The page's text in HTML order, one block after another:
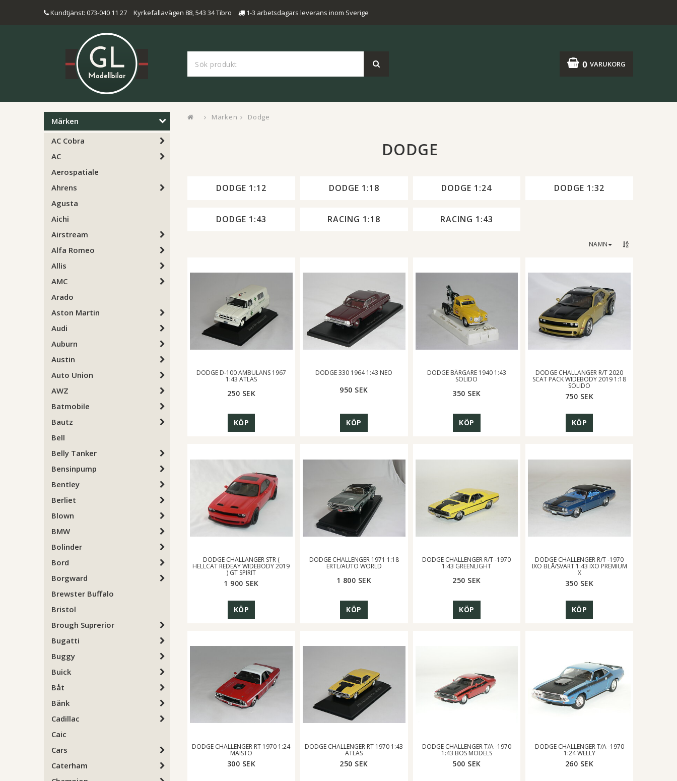
Kundtjänst: 073-040 11 27 Kyrkefallavägen 88, 543 34 Tibro 1-3 arbetsdagars leverans inom Sverige
VARUKORG
0
Märken
AC Cobra
AC
Aerospatiale
Ahrens
Agusta
Aichi
Airstream
Alfa Romeo
Allis
AMC
Arado
Aston Martin
Audi
Auburn
Austin
Auto Union
AWZ
Batmobile
Bautz
Bell
Belly Tanker
Bensinpump
Bentley
Berliet
Blown
BMW
Bolinder
Bord
Borgward
Brewster Buffalo
Bristol
Brough Suprerior
Bugatti
Buggy
Buick
Båt
Bänk
Cadillac
Caic
Cars
Caterham
Märken Dodge
DODGE
DODGE 1:12 DODGE 1:18 DODGE 1:24 DODGE 1:32
DODGE 1:43 RACING 1:18 RACING 1:43
NAMN
DODGE D-100 AMBULANS 1967
1:43 ATLAS
250 SEK
KÖP
DODGE 330 1964 1:43 NEO
950 SEK
KÖP
DODGE BÄRGARE 1940 1:43
SOLIDO
350 SEK
KÖP
DODGE CHALLANGER R/T 2020
SCAT PACK WIDEBODY 2019 1:18
SOLIDO
750 SEK
KÖP
DODGE CHALLANGER STR (
HELLCAT REDEAY WIDEBODY 2019
) GT SPIRIT
1 900 SEK
KÖP
DODGE CHALLENGER 1971 1:18
ERTL/AUTO WORLD
1 800 SEK
KÖP
DODGE CHALLENGER R/T -1970
1:43 GREENLIGHT
250 SEK
KÖP
DODGE CHALLENGER R/T -1970
IXO BLÅ/SVART 1:43 IXO PREMIUM
X
350 SEK
KÖP
DODGE CHALLENGER RT 1970 1:24
MAISTO
300 SEK
DODGE CHALLENGER RT 1970 1:43
ATLAS
250 SEK
DODGE CHALLENGER T/A -1970
1:43 BOS MODELS
500 SEK
DODGE CHALLENGER T/A -1970
1:24 WELLY
260 SEK